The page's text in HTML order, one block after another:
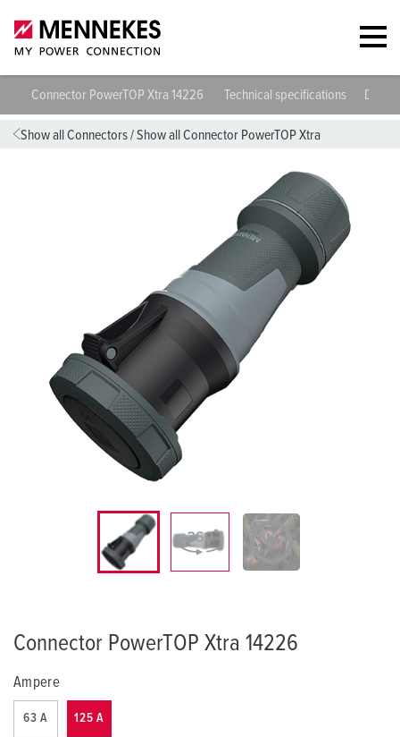
Connector PowerTOP Xtra 14226 Technical specifications
Show all Connectors/Show all Connector PowerTOP Xtra
Connector PowerTOP Xtra 14226
Ampere
63 A 125 A